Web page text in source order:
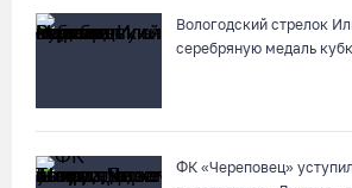
Вологодский стрелок
серебряную медаль
ФК «Череповец»